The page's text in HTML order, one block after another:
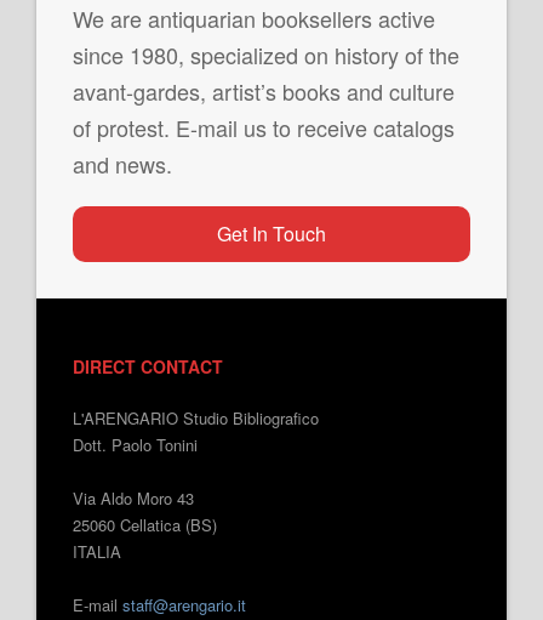
We are antiquarian booksellers active
since 1980, specialized on history of the
avant-gardes, artist’s books and culture
of protest. E-mail us to receive catalogs
and news.
Get In Touch
DIRECT CONTACT
L'ARENGARIO Studio Bibliografico
Dott. Paolo Tonini
Via Aldo Moro 43
25060 Cellatica (BS)
ITALIA
E-mail staff@arengario.it